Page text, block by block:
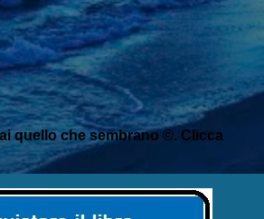
quello che sembrano ©. Clicca